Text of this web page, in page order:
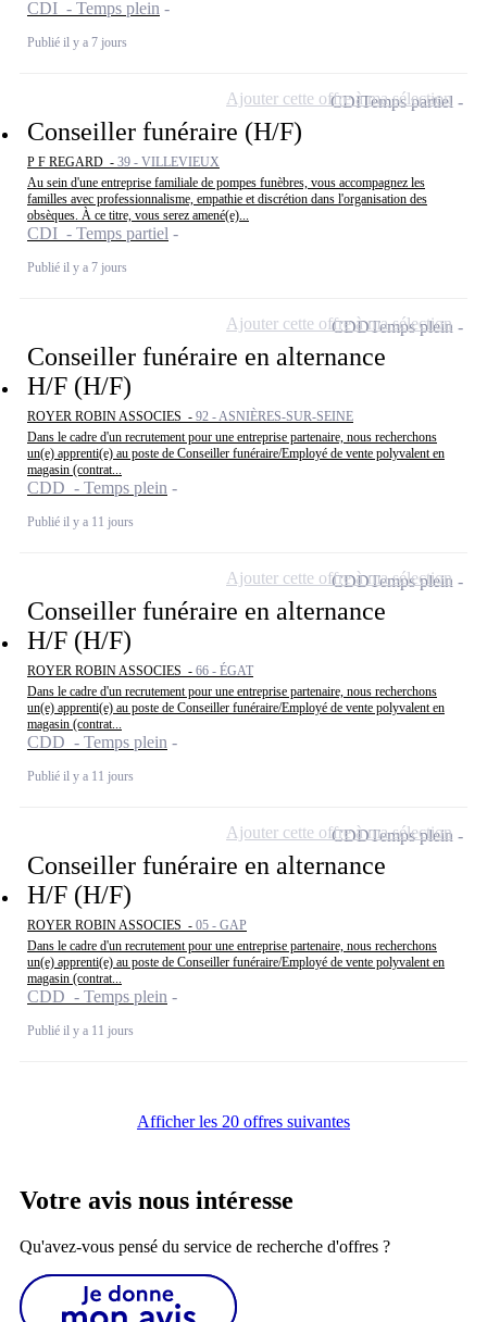
CDI - Temps plein
Publié il y a 7 jours
Conseiller funéraire (H/F)
P F REGARD - 39 - VILLEVIEUX
Au sein d'une entreprise familiale de pompes funèbres, vous accompagnez les
familles avec professionnalisme, empathie et discrétion dans l'organisation des
obsèques. À ce titre, vous serez amené(e)...
CDI - Temps partiel
Publié il y a 7 jours
CDITemps partiel
Ajouter cette offre à ma sélection
Conseiller funéraire en alternance
H/F (H/F)
ROYER ROBIN ASSOCIES - 92 - ASNIÈRES-SUR-SEINE
Dans le cadre d'un recrutement pour une entreprise partenaire, nous recherchons
un(e) apprenti(e) au poste de Conseiller funéraire/Employé de vente polyvalent en
magasin (contrat...
CDD - Temps plein
Publié il y a 11 jours
CDDTemps plein
Ajouter cette offre à ma sélection
Conseiller funéraire en alternance
H/F (H/F)
ROYER ROBIN ASSOCIES - 66 - ÉGAT
Dans le cadre d'un recrutement pour une entreprise partenaire, nous recherchons
un(e) apprenti(e) au poste de Conseiller funéraire/Employé de vente polyvalent en
magasin (contrat...
CDD - Temps plein
Publié il y a 11 jours
CDDTemps plein
Ajouter cette offre à ma sélection
Conseiller funéraire en alternance
H/F (H/F)
ROYER ROBIN ASSOCIES - 05 - GAP
Dans le cadre d'un recrutement pour une entreprise partenaire, nous recherchons
un(e) apprenti(e) au poste de Conseiller funéraire/Employé de vente polyvalent en
magasin (contrat...
CDD - Temps plein
Publié il y a 11 jours
CDDTemps plein
Ajouter cette offre à ma sélection
Afficher les 20 offres suivantes
Votre avis nous intéresse
Qu'avez-vous pensé du service de recherche d'offres ?